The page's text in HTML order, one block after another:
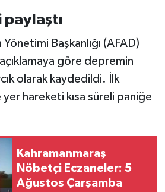
Başkanlığı (AFAD)
göre depremin
olarak kaydedildi. İlk
hareketi kısa süreli paniğe
Kahramanmaraş
Nöbetçi Eczaneler: 5
Ağustos Çarşamba